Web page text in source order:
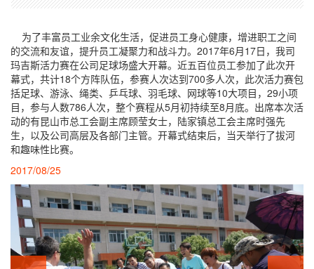
为了丰富员工业余文化生活，促进员工身心健康，增进职工之间
的交流和友谊，提升员工凝聚力和战斗力。2017年6月17日，我司
玛吉斯活力赛在公司足球场盛大开幕。近五百位员工参加了此次开
幕式，共计18个方阵队伍，参赛人次达到700多人次，此次活力赛包
括足球、游泳、绳类、乒乓球、羽毛球、网球等10大项目，29小项
目，参与人数786人次，整个赛程从5月初持续至8月底。出席本次活
动的有昆山市总工会副主席顾莹女士，陆家镇总工会主席时强先
生，以及公司高层及各部门主管。开幕式结束后，当天举行了拔河
和趣味性比赛。
2017/08/25